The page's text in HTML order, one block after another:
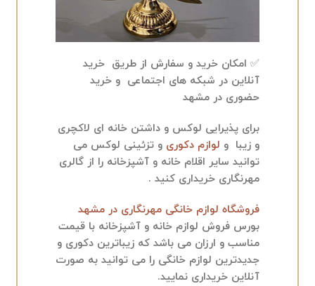
✅ امکان خرید و سفارش از طریق خرید
آنلاین در شبکه های اجتماعی و خرید
حضوری در مشهد
برای پذیرایی لوکس و داشتن خانه ای لاکچری
و زیبا و لوازم دکوری و تزئینی لوکس می
توانید سایر اقلام خانه و آشپزخانه را از گالری
مهرنگاری خریداری کنید .
فروشگاه لوازم خانگی مهرنگاری در مشهد
بورس فروش لوازم خانه و آشپزخانه با قیمت
مناسب و ارزان می باشد که زیباترین دکوری و
جدیدترین لوازم خانگی را می توانید به صورت
آنلاین خریداری نمایید.